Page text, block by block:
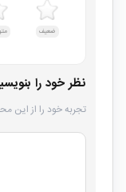
ضعیف
نظر خود را
تجربه خود را از این